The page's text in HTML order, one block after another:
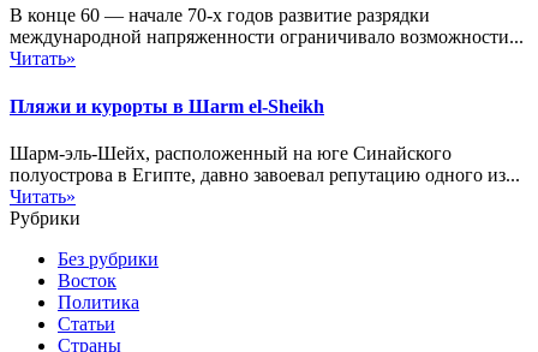
В конце 60 — начале 70-х годов развитие разрядки
международной напряженности ограничивало возможности...
Читать»
Пляжи и курорты в Шarm el-Sheikh
Шарм-эль-Шейх, расположенный на юге Синайского
полуострова в Египте, давно завоевал репутацию одного из...
Читать»
Рубрики
Без рубрики
Восток
Политика
Статьи
Страны